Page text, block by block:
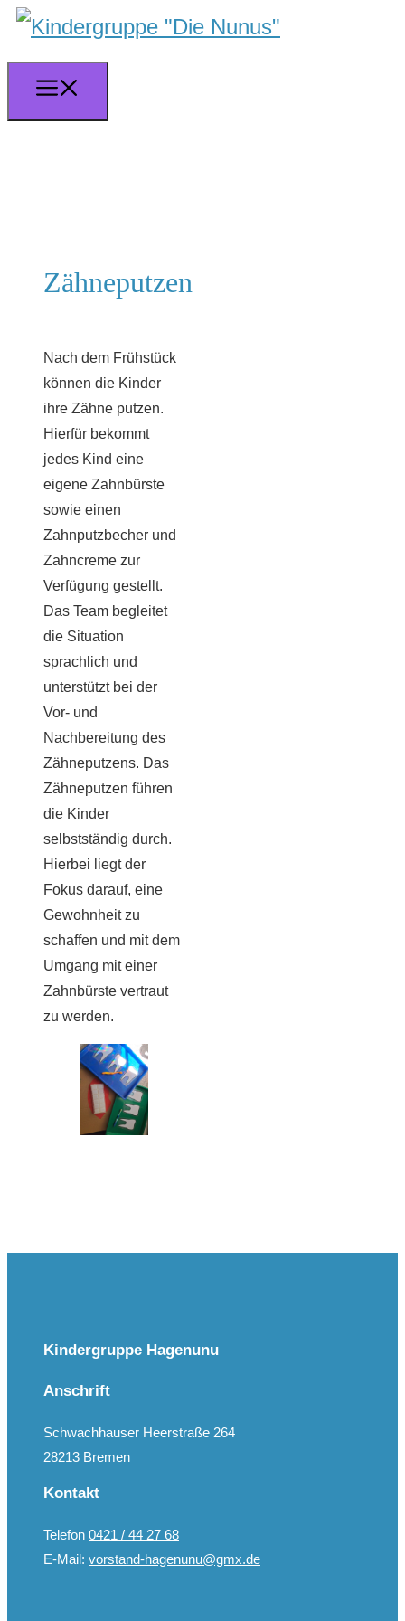
Zum
Zähneputzen
Nach dem Frühstück
können die Kinder
ihre Zähne putzen.
Hierfür bekommt
jedes Kind eine
eigene Zahnbürste
sowie einen
Zahnputzbecher und
Zahncreme zur
Verfügung gestellt.
Das Team begleitet
die Situation
sprachlich und
unterstützt bei der
Vor- und
Nachbereitung des
Zähneputzens. Das
Zähneputzen führen
die Kinder
selbstständig durch.
Hierbei liegt der
Fokus darauf, eine
Gewohnheit zu
schaffen und mit dem
Umgang mit einer
Zahnbürste vertraut
zu werden.
Kindergruppe Hagenunu
Anschrift
Schwachhauser Heerstraße 264
28213 Bremen
Kontakt
Telefon 0421 / 44 27 68
E-Mail: vorstand-hagenunu@gmx.de